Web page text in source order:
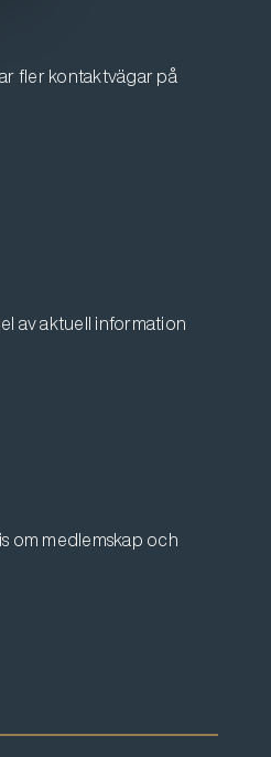
fler kontaktvägar på
av aktuell information
om medlemskap och